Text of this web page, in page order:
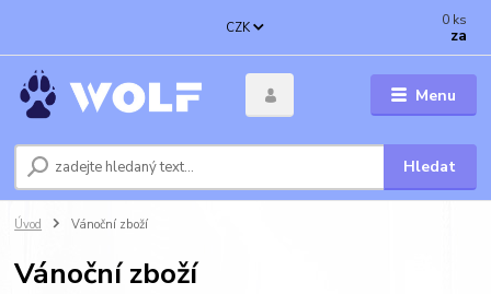
Menu
CZK
Hledat
0 ks
za
Úvod Vánoční zboží
Vánoční zboží